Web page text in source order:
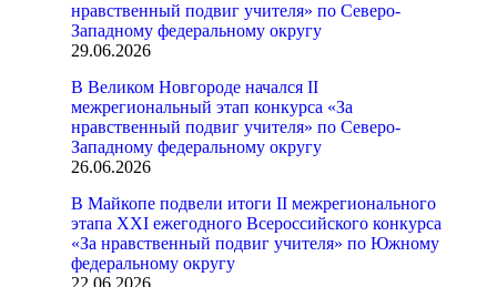
нравственный подвиг учителя» по Северо-
Западному федеральному округу
29.06.2026
В Великом Новгороде начался II
межрегиональный этап конкурса «За
нравственный подвиг учителя» по Северо-
Западному федеральному округу
26.06.2026
В Майкопе подвели итоги II межрегионального
этапа XXI ежегодного Всероссийского конкурса
«За нравственный подвиг учителя» по Южному
федеральному округу
22.06.2026